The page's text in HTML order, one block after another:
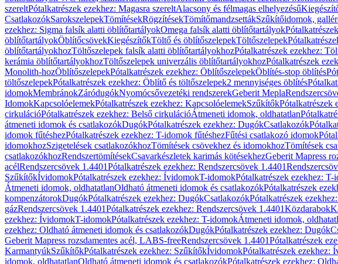
szereltPótalkatrészek ezekhez: Magasra szereltAlacsony és félmagas elhelyezésű
CsatlakozókSarokszelepekTömítésekRögzítésekTömítőmandzsettákSzűkítőidomok,
ezekhez: Sigma falsík alatti öblítőtartályokOmega falsík alatti öblítőtartályok
öblítőtartályokÖblítőcsövekKiegészítőkTöltő és öblítőszelepekTöltőszelepek
öblítőtartályokhozTöltőszelepek falsík alatti öblítőtartályokhozPótalkatrészek ezekhez:
kerámia öblítőtartályokhozTöltőszelepek univerzális öblítőtartályokhozPótalkatrészek
Monolith-hozÖblítőszelepekPótalkatrészek ezekhez: ÖblítőszelepekÖblítés-stop öblítés
töltőszelepekPótalkatrészek ezekhez: Öblítő és töltőszelepek2 mennyiséges öblítés
idomokMembránokZáródugókNyomócsővezetéki rendszerekGeberit Mepla
IdomokKapcsolóelemekPótalkatrészek ezekhez: KapcsolóelemekSzűkítőkPótalkatrészek
cirkulációPótalkatrészek ezekhez: Belső cirkulációÁtmeneti idomok, oldhatatlan
átmeneti idomok és csatlakozókDugókPótalkatrészek ezekhez: DugókCsatlakozók
idomok fűtéshezPótalkatrészek ezekhez: T-idomok fűtéshezFűtési csatlakozó idomok
idomokhozSzigetelések csatlakozókhozTömítések csövekhez és idomokhozTömítések
csatlakozókhozRendszertömítésekCsavarkészletek karimás kötésekhezGeberit Mapress
acélRendszercsövek 1.4401Pótalkatrészek ezekhez: Rendszercsövek 1.4401
SzűkítőkÍvidomokPótalkatrészek ezekhez: ÍvidomokT-idomokPótalkatrészek ezekhez: T-
Átmeneti idomok, oldhatatlanOldható átmeneti idomok és csatlakozókPótalkatrészek
kompenzátorokDugókPótalkatrészek ezekhez: DugókCsatlakozókPótalkatrészek
gázRendszercsövek 1.4401Pótalkatrészek ezekhez: Rendszercsövek 1.4401Közdarabok
ezekhez: ÍvidomokT-idomokPótalkatrészek ezekhez: T-idomokÁtmeneti idomok,
ezekhez: Oldható átmeneti idomok és csatlakozókDugókPótalkatrészek ezekhez: Dugók
Geberit Mapress rozsdamentes acél, LABS-freeRendszercsövek 1.4401Pótalkatrészek
KarmantyúkSzűkítőkPótalkatrészek ezekhez: SzűkítőkÍvidomokPótalkatrészek ezekhez:
idomok, oldhatatlanOldható átmeneti idomok és csatlakozókPótalkatrészek ezekhez: